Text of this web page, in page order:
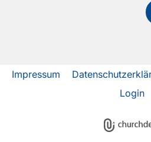
Impressum
Login